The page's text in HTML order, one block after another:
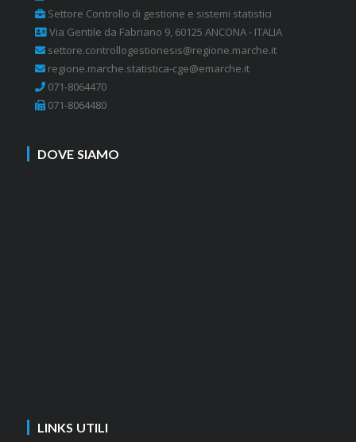
Settore Controllo di gestione e sistemi statistici
Via Gentile da Fabriano 9, 60125 ANCONA - ITALIA
settore.controllogestionesis@regione.marche.it
regione.marche.statistica-cge@emarche.it
071-8064470
071-8064480
DOVE SIAMO
LINKS UTILI